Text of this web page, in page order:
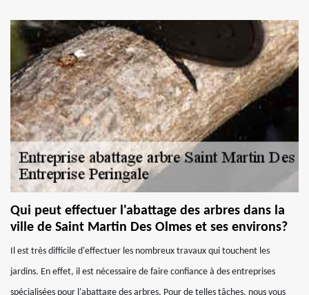
Qui peut effectuer l'abattage des arbres dans la
ville de Saint Martin Des Olmes et ses environs?
Il est très difficile d'effectuer les nombreux travaux qui touchent les
jardins. En effet, il est nécessaire de faire confiance à des entreprises
spécialisées pour l'abattage des arbres. Pour de telles tâches, nous vous